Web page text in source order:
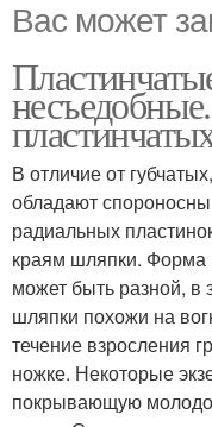
Вас может
В отличие от
обладают
радиальных
краям шляпки. Форма
может быть разной, в
шляпки похожи на
течение взросления
ножке. Некоторые
покрывающую